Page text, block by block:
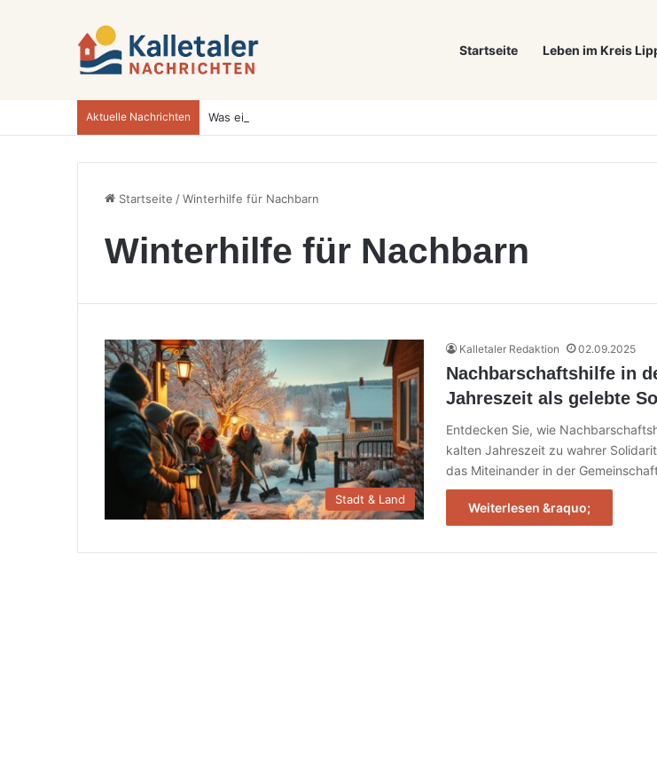
Startseite Leben im Kreis
Aktuelle Nachrichten
Startseite /Winterhilfe für Nachbarn
Winterhilfe für Nachbarn
Stadt & Land
Kalletaler Redaktion 02.09.2025
Nachbarschaftshilfe in
Jahreszeit als gelebte
Entdecken Sie, wie
kalten Jahreszeit zu wahrer
das Miteinander in der
Weiterlesen &raquo;